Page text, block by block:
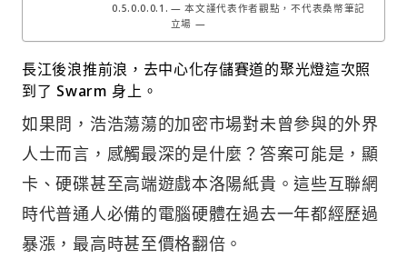
— 本文謹代表作者觀點，不代表桑幣筆記
立場 —
長江後浪推前浪，去中心化存儲賽道的聚光燈這次照
到了 Swarm 身上。​​
如果問，浩浩蕩蕩的加密市場對未曾參與的外界
人士而言，感觸最深的是什麼？答案可能是，顯
卡、硬碟甚至高端遊戲本洛陽紙貴。這些互聯網
時代普通人必備的電腦硬體在過去一年都經歷過
暴漲，最高時甚至價格翻倍。